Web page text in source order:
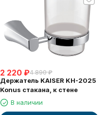
2 220 ₽4 890 ₽
Держатель KAISER KH-2025
Konus стакана, к стене
В наличии